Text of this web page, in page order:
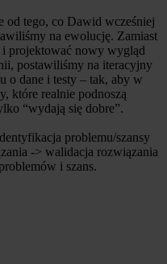
od tego, co Dawid wcześniej
na ewolucję. Zamiast
projektować nowy wygląd
postawiliśmy na iteracyjny
o dane i testy – tak, aby w
które realnie podnoszą
“wydają się dobre”.
problemu/szansy
-> walidacja rozwiązania
i szans.